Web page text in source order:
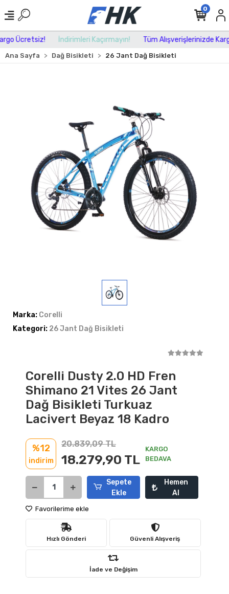
Ücretsiz! İndirimleri Kaçırmayın! Tüm Alışverişlerinizde
0
Ana Sayfa Dağ Bisikleti 26 Jant Dağ Bisikleti
Marka: Corelli
Kategori: 26 Jant Dağ Bisikleti
Corelli Dusty 2.0 HD Fren
Shimano 21 Vites 26 Jant
Dağ Bisikleti Turkuaz
Lacivert Beyaz 18 Kadro
%12
indirim
20.839,09 TL
18.279,90 TL
KARGO
BEDAVA
Sepete
Ekle
Hemen
Al
Favorilerime ekle
Hızlı Gönderi Güvenli Alışveriş
İade ve Değişim